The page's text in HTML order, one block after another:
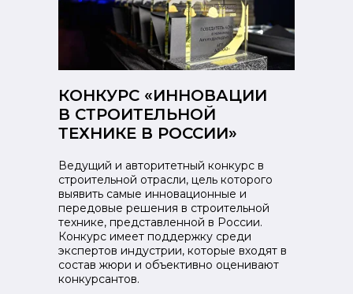
Ведущий и авторитетный конкурс в
строительной отрасли, цель которого
выявить самые инновационные и
передовые решения в строительной
технике, представленной в России.
Конкурс имеет поддержку среди
экспертов индустрии, которые входят в
состав жюри и объективно оценивают
конкурсантов.
КОНКУРС «ИННОВАЦИИ
В СТРОИТЕЛЬНОЙ
ТЕХНИКЕ В РОССИИ»